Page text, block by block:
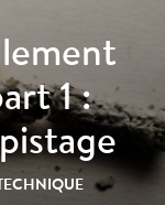
1 :